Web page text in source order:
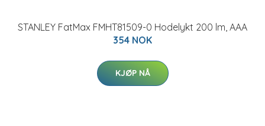
STANLEY FatMax FMHT81509-0 Hodelykt 200 lm, AAA
354 NOK
KJØP NÅ